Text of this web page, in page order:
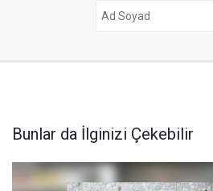
Bunlar da İlginizi Çekebilir